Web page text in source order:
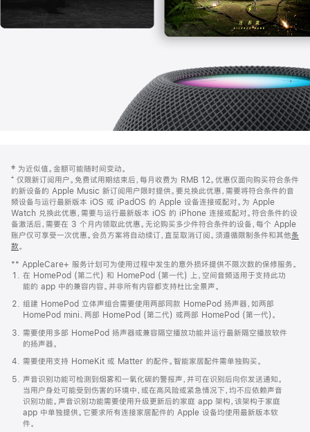
页
页
脚
注
‡ 为近似值。金额可能随时间变动。
⁺ 仅限新订阅用户。免费试用期结束后，每月收费为 RMB 12。优惠仅面向购买符合条件
的新设备的 Apple Music 新订阅用户限时提供。要兑换此优惠，需要将符合条件的音
频设备与运行最新版本 iOS 或 iPadOS 的 Apple 设备连接或配对。为 Apple
Watch 兑换此优惠，需要与运行最新版本 iOS 的 iPhone 连接或配对。符合条件的设
备激活后，需要在 3 个月内领取此优惠。无论购买多少件符合条件的设备，每个 Apple
账户仅可享受一次优惠。会员方案将自动续订，直至取消订阅。须遵循限制条件和其他条
款。
窗
口
中
打
开)
** AppleCare+ 服务计划可为使用过程中发生的意外损坏提供不限次数的保修服务。
在 HomePod (第二代) 和 HomePod (第一代) 上，空间音频适用于支持此功
能的 app 中的兼容内容。并非所有内容都支持杜比全景声。
组建 HomePod 立体声组合需要使用两部同款 HomePod 扬声器，如两部
HomePod mini、两部 HomePod (第二代) 或两部 HomePod (第一代)。
需要使用多部 HomePod 扬声器或兼容隔空播放功能并运行最新隔空播放软件
的扬声器。
需要使用支持 HomeKit 或 Matter 的配件。智能家居配件需单独购买。
声音识别功能可检测到烟雾和一氧化碳的警报声，并可在识别后向你发送通知。
当用户身处可能受到伤害的环境中，或在高风险或紧急情况下，均不应依赖声音
识别功能。声音识别功能需要使用升级更新后的家庭 app 架构，该架构于家庭
app 中单独提供。它要求所有连接家居配件的 Apple 设备均使用最新版本软
件。